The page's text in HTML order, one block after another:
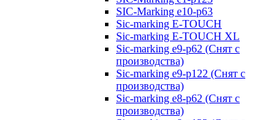
SIC-Marking e10-p63
Sic-marking E-TOUCH
Sic-marking E-TOUCH XL
Sic-marking e9-p62 (Снят с
производства)
Sic-marking e9-p122 (Снят с
производства)
Sic-marking e8-p62 (Снят с
производства)